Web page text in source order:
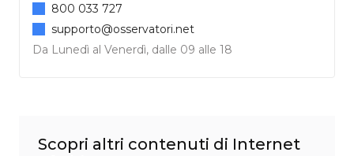
Da Lunedì al Venerdì, dalle 09 alle 18
800 033 727
supporto@osservatori.net
Scopri altri contenuti di Internet